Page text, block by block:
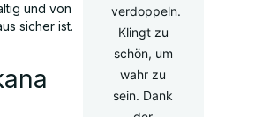
und von
sicher ist.
verdoppeln.
Klingt zu
schön, um
wahr zu
sein. Dank